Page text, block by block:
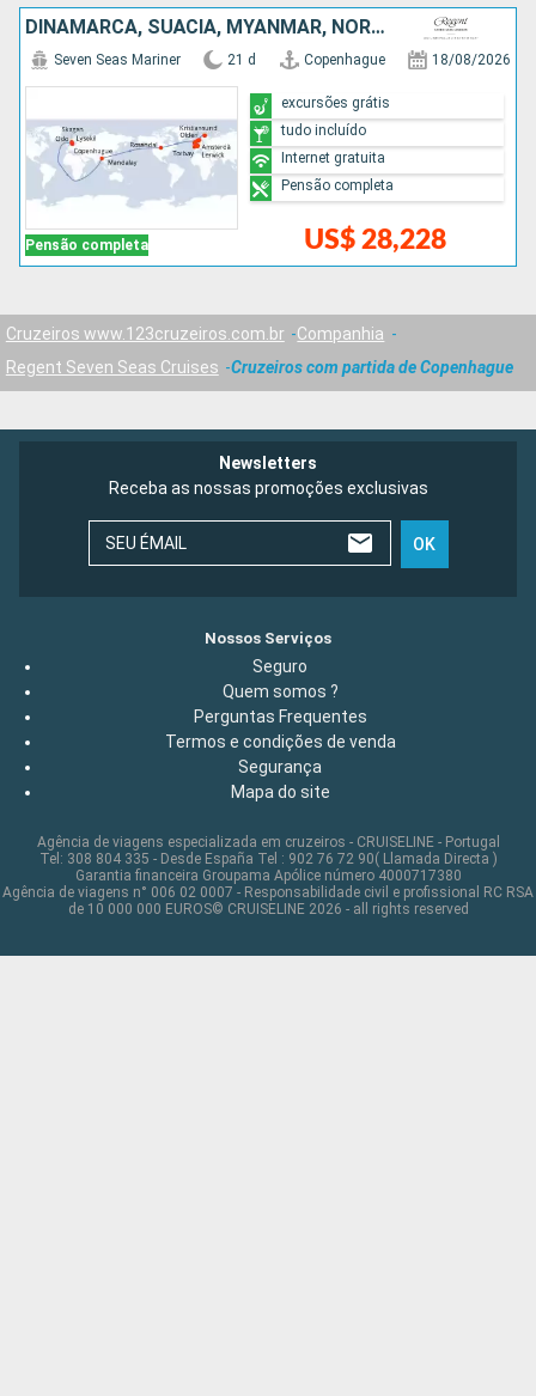
DINAMARCA, SUÃCIA, MYANMAR, NORUEGA, BÉLGICA, HOLANDA
Pensão completa
Seven Seas Mariner 21 d Copenhague 18/08/2026
US$ 28,228
excursões grátis
tudo incluído
Internet gratuita
Pensão completa
Cruzeiros www.123cruzeiros.com.br
Companhia
Regent Seven Seas Cruises
Cruzeiros com partida de Copenhague
Newsletters
Receba as nossas promoções exclusivas
SEU ÉMAIL OK
Nossos Serviços
Seguro
Quem somos ?
Perguntas Frequentes
Termos e condições de venda
Segurança
Mapa do site
Agência de viagens especializada em cruzeiros - CRUISELINE - Portugal
Tel: 308 804 335 - Desde España Tel : 902 76 72 90( Llamada Directa )
Garantia financeira Groupama Apólice número 4000717380
Agência de viagens n° 006 02 0007 - Responsabilidade civil e profissional RC RSA
de 10 000 000 EUROS© CRUISELINE 2026 - all rights reserved